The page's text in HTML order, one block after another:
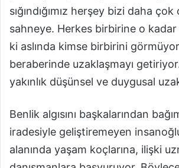
sığındığımız herşey bizi daha çok
sahneye. Herkes birbirine o kadar
ki aslında kimse birbirini görmüyor.
beraberinde uzaklaşmayı
yakınlık düşünsel ve duygusal
Benlik algısını başkalarından
iradesiyle geliştiremeyen
alanında yaşam koçlarına, ilişki